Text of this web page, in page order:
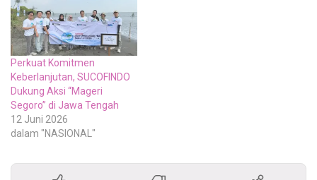
Perkuat Komitmen
Keberlanjutan, SUCOFINDO
Dukung Aksi “Mageri
Segoro” di Jawa Tengah
12 Juni 2026
dalam "NASIONAL"